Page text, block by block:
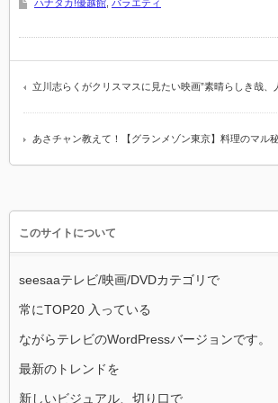
ハナタカ!優越館 バラエティ
立川志らくがクリスマスに見たい映画”素晴らしき哉、
あさチャン教えて！【グランメゾン東京】料理のマル
このサイトについて
seesaaテレビ/映画/DVDカテゴリで
常にTOP20 入っている
ながらテレビのWordPressバージョンです。
最新のトレンドを
新しいビジュアル、切り口で